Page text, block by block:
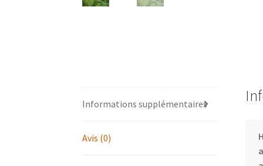
Informations supplémentaires
Avis (0)